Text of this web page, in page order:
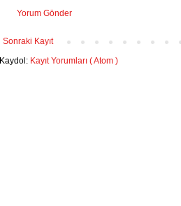
Yorum Gönder
Sonraki Kayıt
Kaydol: Kayıt Yorumları ( Atom )